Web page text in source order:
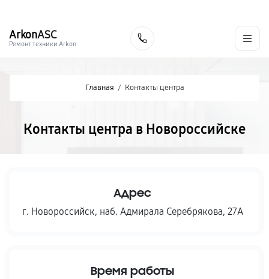
ArkonASC
Ремонт техники Arkon
Главная / Контакты центра
Контакты центра в Новороссийске
Адрес
г. Новороссийск, наб. Адмирала Серебрякова, 27А
Время работы